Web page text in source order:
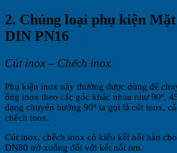
2. Chủng loại phụ kiện
DIN PN16
Cút inox – Chếch inox
Phụ kiện inox này thường được dùng để
ống inox theo các góc khác nhau như 90º,
dạng chuyển hướng 90º ta gọi là cút inox,
chếch inox.
Cút inox, chếch inox có kiểu kết nối hàn
DN80 trở xuống đối với kết nối ren.